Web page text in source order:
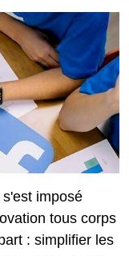
imposé
tous corps
: simplifier les